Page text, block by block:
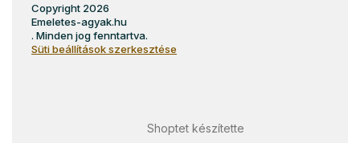
Shoptet készítette
Copyright 2026
Emeletes-agyak.hu
. Minden jog fenntartva.
Süti beállítások szerkesztése